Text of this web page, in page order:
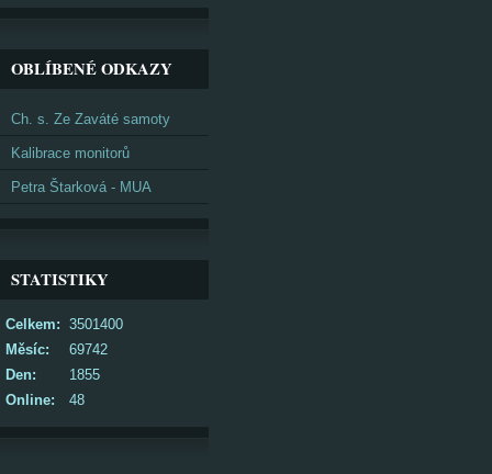
OBLÍBENÉ ODKAZY
Ch. s. Ze Zaváté samoty
Kalibrace monitorů
Petra Štarková - MUA
STATISTIKY
Online: 48
Celkem: 3501400
Měsíc:
69742
Den:
1855